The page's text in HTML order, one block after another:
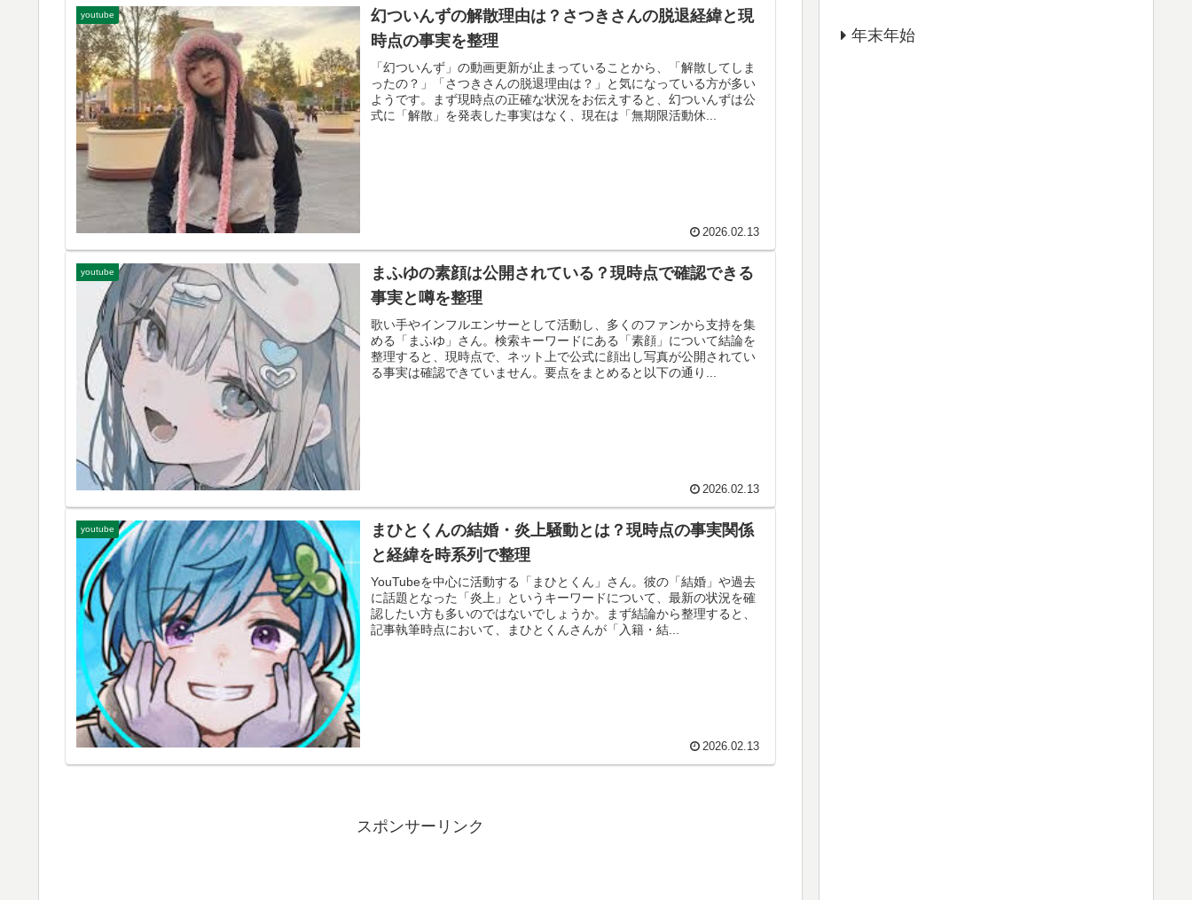
youtube
幻ついんずの解散理由は？さつきさんの脱退経緯と現
時点の事実を整理
「幻ついんず」の動画更新が止まっていることから、「解散してしま
ったの？」「さつきさんの脱退理由は？」と気になっている方が多い
ようです。まず現時点の正確な状況をお伝えすると、幻ついんずは公
式に「解散」を発表した事実はなく、現在は「無期限活動休...
2026.02.13
youtube
まふゆの素顔は公開されている？現時点で確認できる
事実と噂を整理
歌い手やインフルエンサーとして活動し、多くのファンから支持を集
める「まふゆ」さん。検索キーワードにある「素顔」について結論を
整理すると、現時点で、ネット上で公式に顔出し写真が公開されてい
る事実は確認できていません。要点をまとめると以下の通り...
2026.02.13
youtube
まひとくんの結婚・炎上騒動とは？現時点の事実関係
と経緯を時系列で整理
YouTubeを中心に活動する「まひとくん」さん。彼の「結婚」や過去
に話題となった「炎上」というキーワードについて、最新の状況を確
認したい方も多いのではないでしょうか。まず結論から整理すると、
記事執筆時点において、まひとくんさんが「入籍・結...
2026.02.13
スポンサーリンク
年末年始